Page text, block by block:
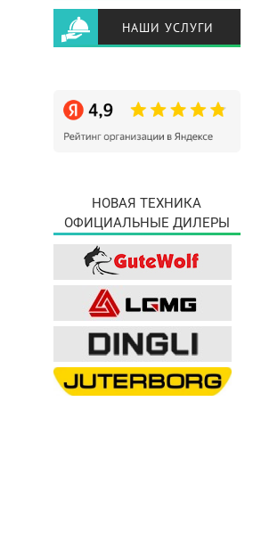
НАШИ УСЛУГИ
НОВАЯ ТЕХНИКА
ОФИЦИАЛЬНЫЕ ДИЛЕРЫ